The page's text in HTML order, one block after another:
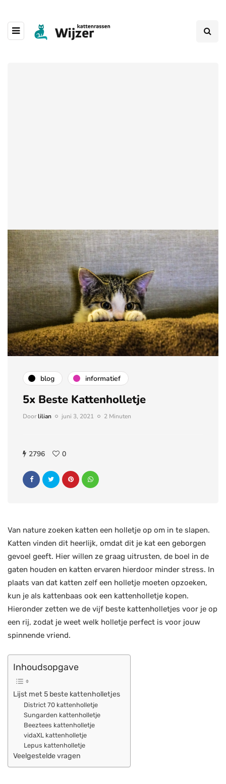
blog informatief
5x Beste Kattenholletje
Doorlilian juni 3, 2021 2 Minuten
2796 0
Van nature zoeken katten een holletje op om in te slapen.
Katten vinden dit heerlijk, omdat dit je kat een geborgen
gevoel geeft. Hier willen ze graag uitrusten, de boel in de
gaten houden en katten ervaren hierdoor minder stress. In
plaats van dat katten zelf een holletje moeten opzoeken,
kun je als kattenbaas ook een kattenholletje kopen.
Hieronder zetten we de vijf beste kattenholletjes voor je op
een rij, zodat je weet welk holletje perfect is voor jouw
spinnende vriend.
Inhoudsopgave
Lijst met 5 beste kattenholletjes
District 70 kattenholletje
Sungarden kattenholletje
Beeztees kattenholletje
vidaXL kattenholletje
Lepus kattenholletje
Veelgestelde vragen